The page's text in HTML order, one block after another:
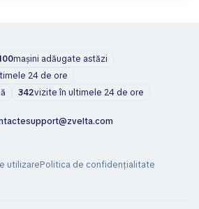
mașini adăugate astăzi
24 de ore
342vizite în ultimele 24 de ore
support@zvelta.com
utilizarePolitica de confidențialitate